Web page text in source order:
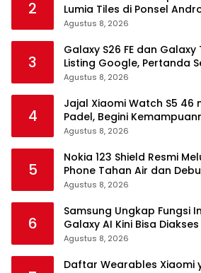
2
Lumia Tiles di Ponsel
Agustus 8, 2026
3
Galaxy S26 FE dan Galaxy
Listing Google, Pertanda
Agustus 8, 2026
4
Jajal Xiaomi Watch S5 46
Padel, Begini
Agustus 8, 2026
5
Nokia 123 Shield Resmi
Phone Tahan Air dan Debu
Agustus 8, 2026
6
Samsung Ungkap Fungsi
Galaxy AI Kini Bisa
Agustus 8, 2026
Daftar Wearables Xiaomi